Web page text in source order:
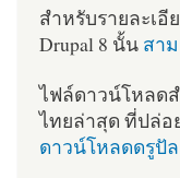
สำหรับรายละเ
Drupal 8 นั้น สา
ไฟล์ดาวน์โหลดส
ไทยล่าสุด ที่ปล่
ดาวน์โหลดดรูปัล